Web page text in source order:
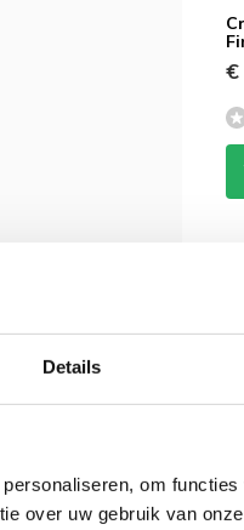
Details
om
over uw gebruik van
in de winkel
het genot
via de mail
doet boven
€